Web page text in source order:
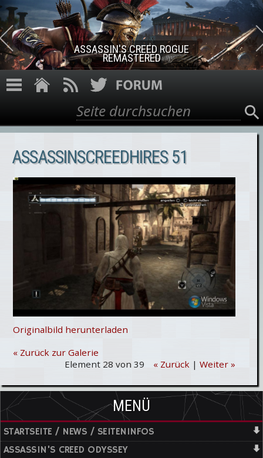
Direkt zum Inhalt
ASSASSIN'S CREED ROGUE
REMASTERED
Suchformular
Suche
ASSASSINSCREEDHIRES 51
Originalbild herunterladen
« Zurück zur Galerie
Element 28 von 39
« Zurück| Weiter »
MENÜ
STARTSEITE / NEWS / SEITENINFOS
ASSASSIN'S CREED ODYSSEY